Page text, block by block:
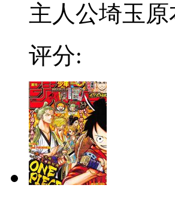
主人公埼玉
评分: